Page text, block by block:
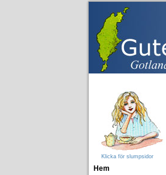
Klicka för slumpsidor
Hem